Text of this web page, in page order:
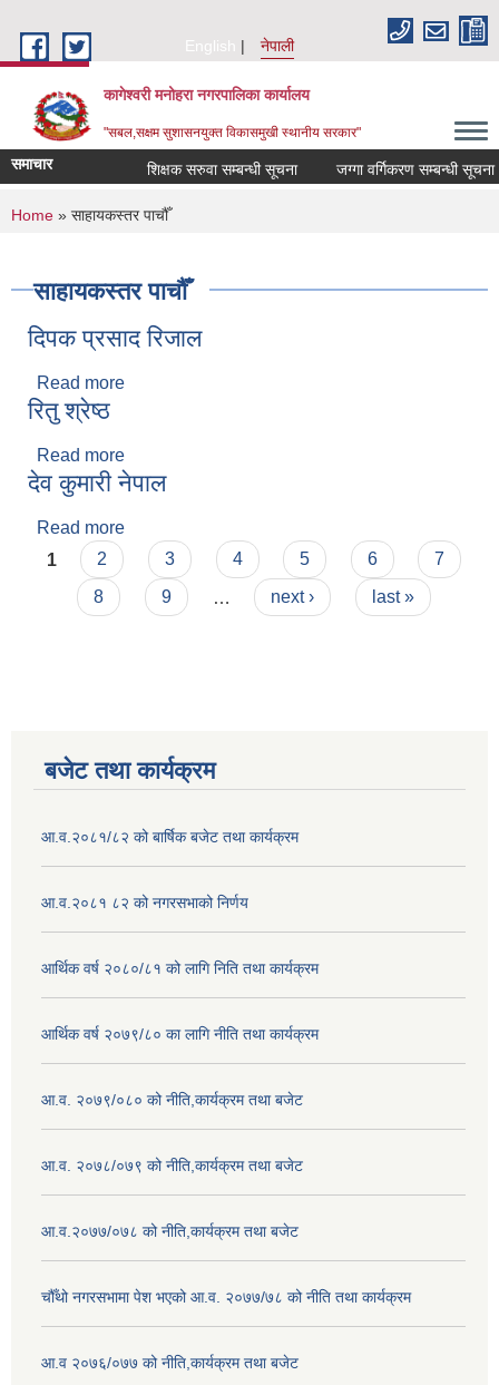
English
नेपाली
कागेश्वरी मनोहरा नगरपालिका कार्यालय
"सबल,सक्षम सुशासनयुक्त विकासमुखी स्थानीय सरकार"
समाचार शिक्षक सरुवा सम्बन्धी सूचना जग्गा वर्गिकरण सम्बन्धी सूचना
You are here
Home » साहायकस्तर पाचौँ
साहायकस्तर पाचौँ
दिपक प्रसाद रिजाल
Read more
रितु श्रेष्ठ
Read more
देव कुमारी नेपाल
Read more
Pages
1 2 3 4 5 6
7
8
9 next › last »
बजेट तथा कार्यक्रम
आ.व.२०८१/८२ को बार्षिक बजेट तथा कार्यक्रम
आ.व.२०८१ ८२ को नगरसभाको निर्णय
आर्थिक वर्ष २०८०/८१ को लागि निति तथा कार्यक्रम
आर्थिक वर्ष २०७९/८० का लागि नीति तथा कार्यक्रम
आ.व. २०७९/०८० को नीति,कार्यक्रम तथा बजेट
आ.व. २०७८/०७९ को नीति,कार्यक्रम तथा बजेट
आ.व.२०७७/०७८ को नीति,कार्यक्रम तथा बजेट
चौँथो नगरसभामा पेश भएको आ.व. २०७७/७८ को नीति तथा कार्यक्रम
आ.व २०७६/०७७ को नीति,कार्यक्रम तथा बजेट